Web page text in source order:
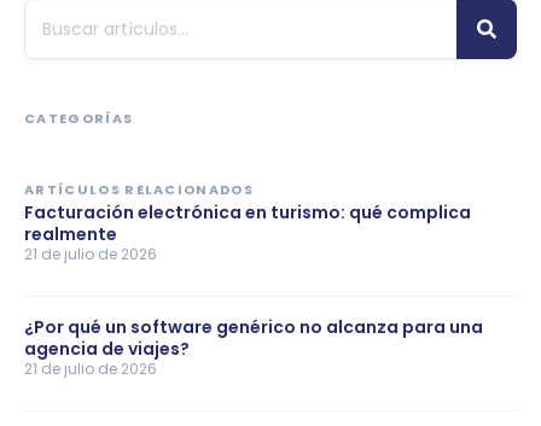
CATEGORÍAS
ARTÍCULOS RELACIONADOS
Facturación electrónica en turismo: qué complica
realmente
21 de julio de 2026
¿Por qué un software genérico no alcanza para una
agencia de viajes?
21 de julio de 2026